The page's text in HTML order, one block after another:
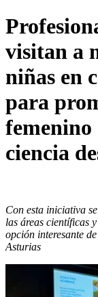
visitan a
niñas en
para
ciencia
Con esta iniciativa
las áreas científicas
opción interesante
Asturias